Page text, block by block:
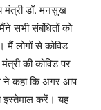
मंत्री डॉ. मनसुख
सभी संबंधितों को
मैं लोगों से कोविड
की कोविड पर
ने कहा कि अगर आप
इस्तेमाल करें। यह